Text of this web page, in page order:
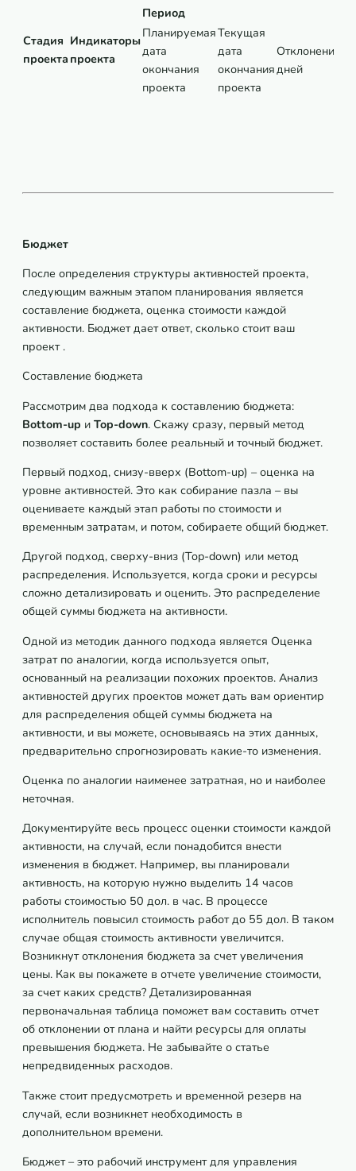
Стадия
проекта
Индикаторы
проекта
Период
Планируемая
дата
окончания
проекта
Текущая
дата
окончания
проекта
Отклонение,
дней
Бюджет
После определения структуры активностей проекта,
следующим важным этапом планирования является
составление бюджета, оценка стоимости каждой
активности. Бюджет дает ответ, сколько стоит ваш
проект .
Составление бюджета
Рассмотрим два подхода к составлению бюджета:
Bottom-up и Top-down. Скажу сразу, первый метод
позволяет составить более реальный и точный бюджет.
Первый подход, снизу-вверх (Bottom-up) – оценка на
уровне активностей. Это как собирание пазла – вы
оцениваете каждый этап работы по стоимости и
временным затратам, и потом, собираете общий бюджет.
Другой подход, сверху-вниз (Top-down) или метод
распределения. Используется, когда сроки и ресурсы
сложно детализировать и оценить. Это распределение
общей суммы бюджета на активности.
Одной из методик данного подхода является Оценка
затрат по аналогии, когда используется опыт,
основанный на реализации похожих проектов. Анализ
активностей других проектов может дать вам ориентир
для распределения общей суммы бюджета на
активности, и вы можете, основываясь на этих данных,
предварительно спрогнозировать какие-то изменения.
Оценка по аналогии наименее затратная, но и наиболее
неточная.
Документируйте весь процесс оценки стоимости каждой
активности, на случай, если понадобится внести
изменения в бюджет. Например, вы планировали
активность, на которую нужно выделить 14 часов
работы стоимостью 50 дол. в час. В процессе
исполнитель повысил стоимость работ до 55 дол. В таком
случае общая стоимость активности увеличится.
Возникнут отклонения бюджета за счет увеличения
цены. Как вы покажете в отчете увеличение стоимости,
за счет каких средств? Детализированная
первоначальная таблица поможет вам составить отчет
об отклонении от плана и найти ресурсы для оплаты
превышения бюджета. Не забывайте о статье
непредвиденных расходов.
Также стоит предусмотреть и временной резерв на
случай, если возникнет необходимость в
дополнительном времени.
Бюджет – это рабочий инструмент для управления